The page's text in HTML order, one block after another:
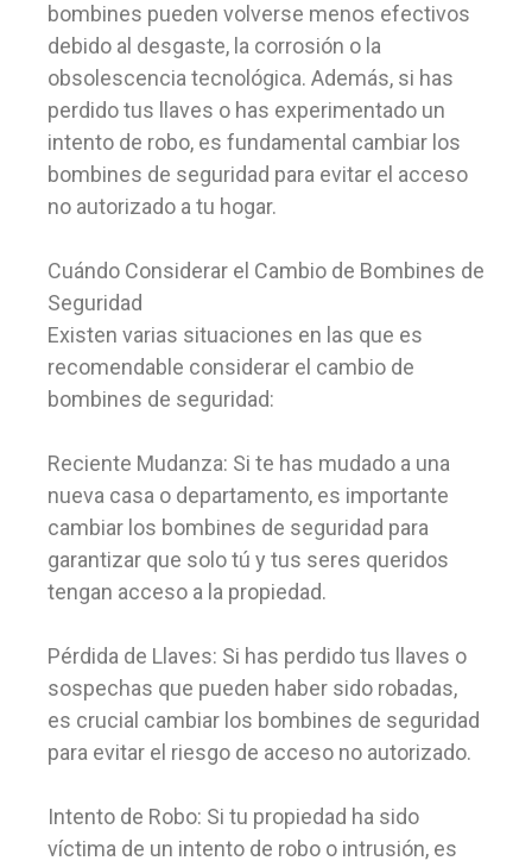
bombines pueden volverse menos efectivos
debido al desgaste, la corrosión o la
obsolescencia tecnológica. Además, si has
perdido tus llaves o has experimentado un
intento de robo, es fundamental cambiar los
bombines de seguridad para evitar el acceso
no autorizado a tu hogar.
Cuándo Considerar el Cambio de Bombines de
Seguridad
Existen varias situaciones en las que es
recomendable considerar el cambio de
bombines de seguridad:
Reciente Mudanza: Si te has mudado a una
nueva casa o departamento, es importante
cambiar los bombines de seguridad para
garantizar que solo tú y tus seres queridos
tengan acceso a la propiedad.
Pérdida de Llaves: Si has perdido tus llaves o
sospechas que pueden haber sido robadas,
es crucial cambiar los bombines de seguridad
para evitar el riesgo de acceso no autorizado.
Intento de Robo: Si tu propiedad ha sido
víctima de un intento de robo o intrusión, es